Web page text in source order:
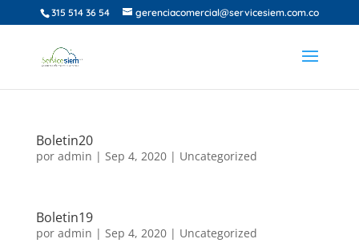
315 514 36 54 gerenciacomercial@servicesiem.com.co
Boletin20
por admin | Sep 4, 2020| Uncategorized
Boletin19
por admin | Sep 4, 2020| Uncategorized